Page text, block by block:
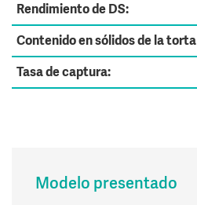
Rendimiento de DS:
Contenido en sólidos de la torta
Tasa de captura:
Modelo presentado